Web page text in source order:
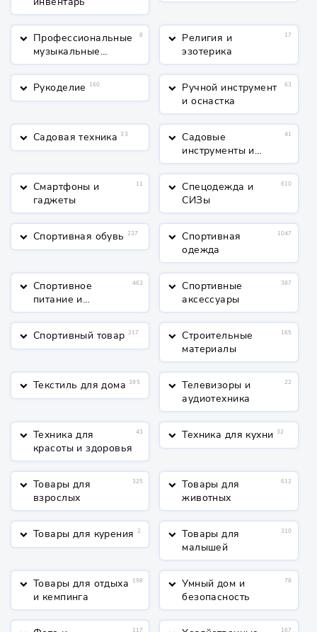
keyboard_arrow_down Профессиональные
музыкальные
инструменты
8 keyboard_arrow_down Религия и
эзотерика
17
keyboard_arrow_down Рукоделие 160 keyboard_arrow_down Ручной инструмент
и оснастка
63
keyboard_arrow_down Садовая техника 33 keyboard_arrow_down Садовые
инструменты и
полив
41
keyboard_arrow_down Смартфоны и
гаджеты
11 keyboard_arrow_down Спецодежда и
СИЗы
610
keyboard_arrow_down Спортивная обувь 237 keyboard_arrow_down Спортивная
одежда
1047
keyboard_arrow_down Спортивное
питание и
косметика
463 keyboard_arrow_down Спортивные
аксессуары
387
keyboard_arrow_down Спортивный товар 217 keyboard_arrow_down Строительные
материалы
165
keyboard_arrow_down Текстиль для дома 395 keyboard_arrow_down Телевизоры и
аудиотехника
22
keyboard_arrow_down Техника для
красоты и здоровья
43 keyboard_arrow_down Техника для кухни 32
keyboard_arrow_down Товары для
взрослых
325 keyboard_arrow_down Товары для
животных
612
keyboard_arrow_down Товары для курения 2 keyboard_arrow_down Товары для
малышей
310
keyboard_arrow_down Товары для отдыха
и кемпинга
198 keyboard_arrow_down Умный дом и
безопасность
78
117 167